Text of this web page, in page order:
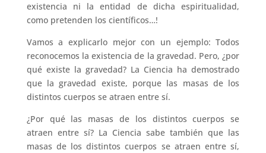
existencia ni la entidad de dicha espiritualidad,
como pretenden los científicos…!
Vamos a explicarlo mejor con un ejemplo: Todos
reconocemos la existencia de la gravedad. Pero, ¿por
qué existe la gravedad? La Ciencia ha demostrado
que la gravedad existe, porque las masas de los
distintos cuerpos se atraen entre sí.
¿Por qué las masas de los distintos cuerpos se
atraen entre sí? La Ciencia sabe también que las
masas de los distintos cuerpos se atraen entre sí,